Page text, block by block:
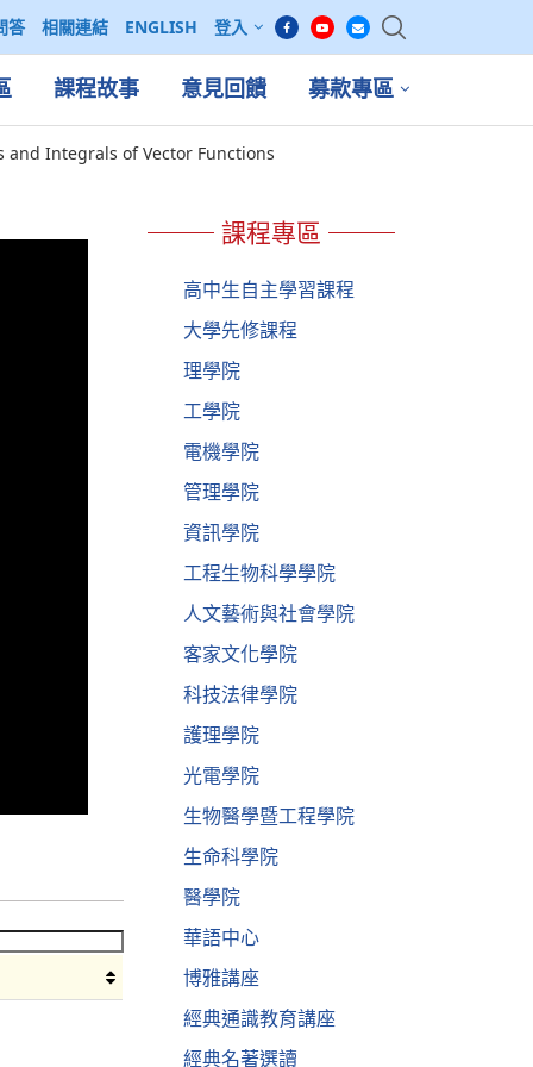
答 相關連結 ENGLISH 登入
課程故事 意見回饋 募款專區
and Integrals of Vector Functions
課程專區
高中生自主學習課程
大學先修課程
理學院
工學院
電機學院
管理學院
資訊學院
工程生物科學學院
人文藝術與社會學院
客家文化學院
科技法律學院
護理學院
光電學院
生物醫學暨工程學院
生命科學院
醫學院
華語中心
博雅講座
經典通識教育講座
經典名著選讀